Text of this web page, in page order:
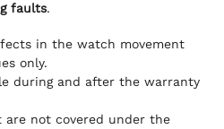
faults.
in the watch movement
only.
during and after the warranty
are not covered under the